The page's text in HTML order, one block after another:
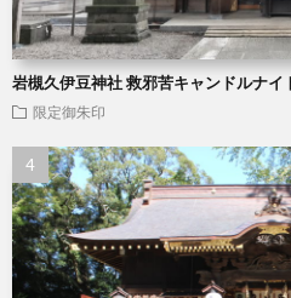
岩槻久伊豆神社 救邪苦キャンドルナ
限定御朱印